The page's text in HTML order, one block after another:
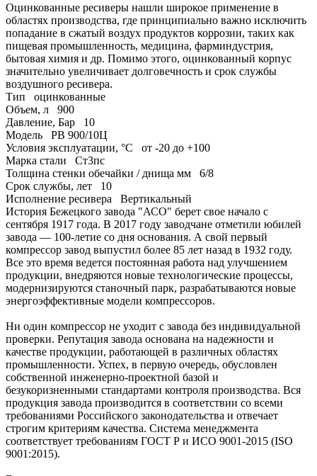
Оцинкованные ресиверы нашли широкое применение в
областях производства, где принципиально важно исключить
попадание в сжатый воздух продуктов коррозии, таких как
пищевая промышленность, медицина, фарминдустрия,
бытовая химия и др. Помимо этого, оцинкованный корпус
значительно увеличивает долговечность и срок службы
воздушного ресивера.
Тип
оцинкованные
Объем, л
900
Давление, Бар
10
Модель
РВ 900/10Ц
Условия эксплуатации, °C
от -20 до +100
Марка стали
Ст3пс
Толщина стенки обечайки / днища мм
6/8
Срок службы, лет
10
Исполнение ресивера
Вертикальный
История Бежецкого завода "АСО" берет свое начало с
сентября 1917 года. В 2017 году заводчане отметили юбилей
завода — 100-летие со дня основания. А свой первый
компрессор завод выпустил более 85 лет назад в 1932 году.
Все это время ведется постоянная работа над улучшением
продукции, внедряются новые технологические процессы,
модернизируются станочный парк, разрабатываются новые
энергоэффективные модели компрессоров.
Ни один компрессор не уходит с завода без индивидуальной
проверки. Репутация завода основана на надежности и
качестве продукции, работающей в различных областях
промышленности. Успех, в первую очередь, обусловлен
собственной инженерно-проектной базой и
безукоризненными стандартами контроля производства. Вся
продукция завода производится в соответствии со всеми
требованиями Российского законодательства и отвечает
строгим критериям качества. Система менеджмента
соответствует требованиям ГОСТ Р и ИСО 9001-2015 (ISO
9001:2015).